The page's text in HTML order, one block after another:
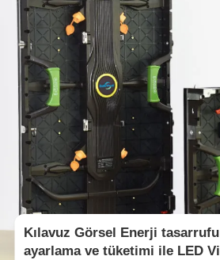
Kılavuz Görsel Enerji tasarrufu
ayarlama ve tüketimi ile LED